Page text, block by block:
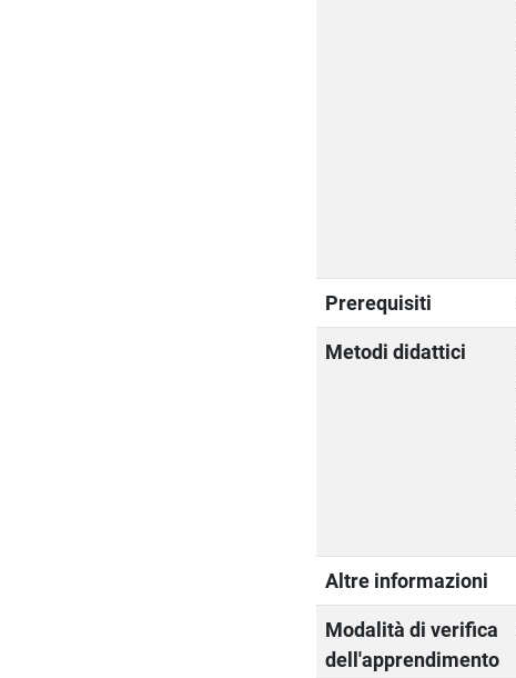
Prerequisiti
Metodi didattici
Altre informazioni
Modalità di verifica
dell'apprendimento